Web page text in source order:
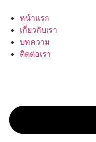
content
หน้าแรก
เกี่ยวกับเรา
บทความ
ติดต่อเรา